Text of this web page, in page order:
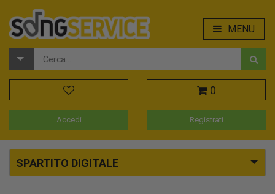
MENU
0
Accedi Registrati
SPARTITO DIGITALE